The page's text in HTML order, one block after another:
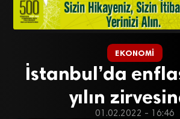
EKONOMI
İstanbul’da
yılın
01.02.2022 - 16:46